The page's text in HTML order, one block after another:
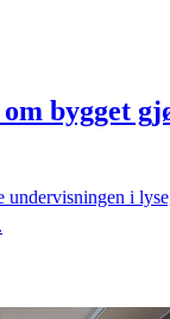
bygget
undervisningen i